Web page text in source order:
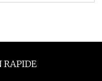
RAPIDE